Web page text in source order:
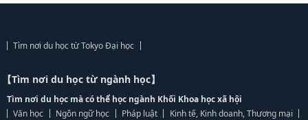
Tìm nơi du học từ Tokyo Đại học
【Tìm nơi du học từ ngành học】
Tìm nơi du học mà có thể học ngành Khối Khoa học xã hội
Văn học
Ngôn ngữ học Pháp luật
Kinh tế, Kinh doanh, Thương mại